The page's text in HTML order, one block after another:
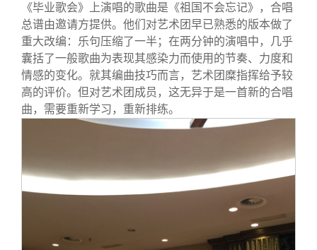
联系我们
《毕业歌会》上演唱的歌曲是《祖国不会忘记》，合唱
总谱由邀请方提供。他们对艺术团早已熟悉的版本做了
重大改编：乐句压缩了一半；在两分钟的演唱中，几乎
囊括了一般歌曲为表现其感染力而使用的节奏、力度和
情感的变化。就其编曲技巧而言，艺术团糜指挥给予较
高的评价。但对艺术团成员，这无异于是一首新的合唱
曲，需要重新学习，重新排练。